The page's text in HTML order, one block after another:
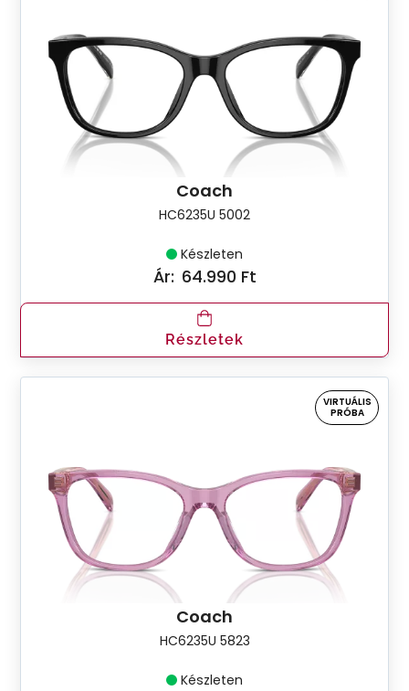
Coach
HC6235U 5002
Készleten
Ár: 64.990 Ft
Részletek
VIRTUÁLIS
PRÓBA
Coach
HC6235U 5823
Készleten